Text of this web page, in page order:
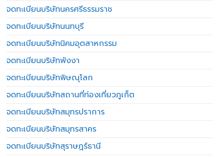
จดทะเบียนบริษัทนครศรีธรรมราช
จดทะเบียนบริษัทนนทบุรี
จดทะเบียนบริษัทนิคมอุตสาหกรรม
จดทะเบียนบริษัทพังงา
จดทะเบียนบริษัทพิษณุโลก
จดทะเบียนบริษัทสถานที่ท่องเที่ยวภูเก็ต
จดทะเบียนบริษัทสมุทรปราการ
จดทะเบียนบริษัทสมุทรสาคร
จดทะเบียนบริษัทสุราษฎร์ธานี